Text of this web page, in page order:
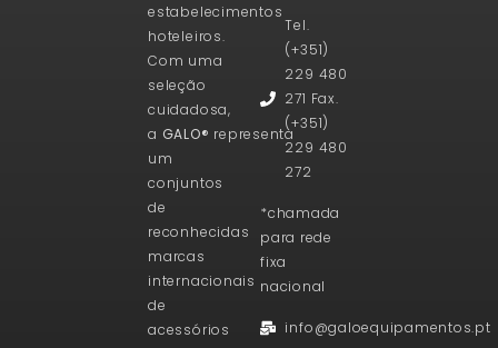
estabelecimentos
hoteleiros.
Com uma
seleção
cuidadosa,
a GALO® representa
um
conjuntos
de
reconhecidas
marcas
internacionais
de
acessórios
Tel.
(+351)
229 480
271 Fax.
(+351)
229 480
272
*chamada
para rede
fixa
nacional
info@galoequipamentos.pt